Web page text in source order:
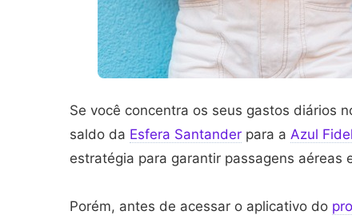
Se você concentra os seus gastos diários
saldo da Esfera Santander para a Azul
estratégia para garantir passagens aéreas
Porém, antes de acessar o aplicativo do